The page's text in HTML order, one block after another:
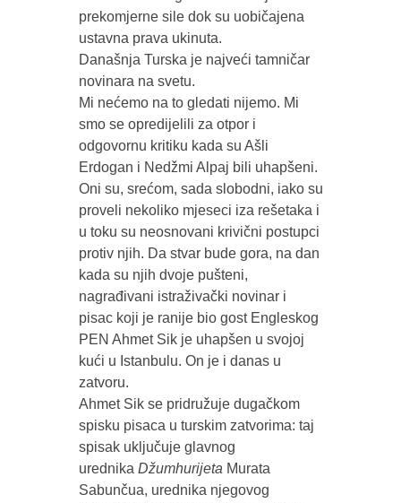
prekomjerne sile dok su uobičajena
ustavna prava ukinuta.
Današnja Turska je najveći tamničar
novinara na svetu.
Mi nećemo na to gledati nijemo. Mi
smo se opredijelili za otpor i
odgovornu kritiku kada su Ašli
Erdogan i Nedžmi Alpaj bili uhapšeni.
Oni su, srećom, sada slobodni, iako su
proveli nekoliko mjeseci iza rešetaka i
u toku su neosnovani krivični postupci
protiv njih. Da stvar bude gora, na dan
kada su njih dvoje pušteni,
nagrađivani istraživački novinar i
pisac koji je ranije bio gost Engleskog
PEN Ahmet Sik je uhapšen u svojoj
kući u Istanbulu. On je i danas u
zatvoru.
Ahmet Sik se pridružuje dugačkom
spisku pisaca u turskim zatvorima: taj
spisak uključuje glavnog
urednika DžumhurijetaMurata
Sabunčua, urednika njegovog